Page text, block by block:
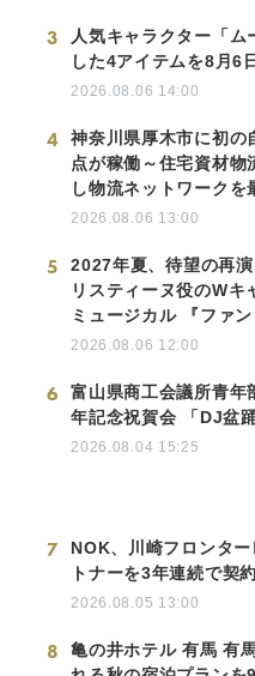
3
人気キャラクター「ム
した4アイテムを8月6
2026.08.06 14:00
4
神奈川県厚木市に初の
点が稼働～住宅資材物
し物流ネットワークを
2026.08.06 13:00
5
2027年夏、待望の再
リスティーヌ役のWキ
ミュージカル 『ファン
2026.08.06 12:00
6
富山県商工会議所青年
年記念祝賀会 「DJ盆
2026.08.04 15:25
7
NOK、川崎フロンタ
トナーを3年連続で契約
2026.08.05 13:00
8
亀の井ホテル 有馬 有